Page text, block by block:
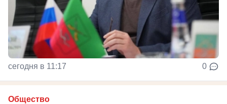
сегодня в 11:17 0
Общество